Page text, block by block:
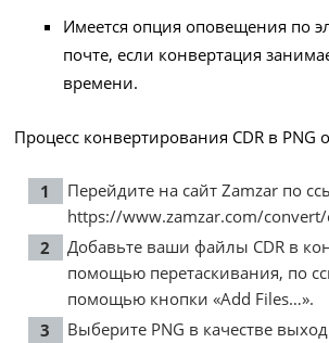
Имеется опция оповещения по
почте, если конвертация
времени.
Процесс конвертирования CDR в PNG
Перейдите на сайт Zamzar по
https://www.zamzar.com/
Добавьте ваши файлы CDR в
помощью перетаскивания, по
помощью кнопки «Add Files…».
Выберите PNG в качестве